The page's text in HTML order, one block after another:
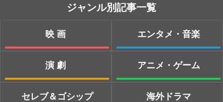
ジャンル別記事一覧
映画
演劇
セレブ＆ゴシップ
エンタメ・音楽
アニメ・ゲーム
海外ドラマ